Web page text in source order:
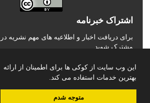
این وب سایت از کوکی ها برای اطمینان از ارائه
بهترین خدمات استفاده می کند.
متوجه شدم
اشتراک خبرنامه
برای دریافت اخبار و اطلاعیه های مهم نشریه
مشترک شوید.